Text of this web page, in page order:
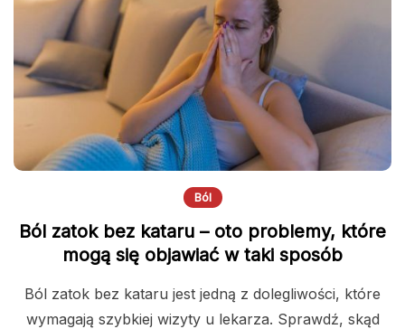
Ból
Ból zatok bez kataru – oto problemy, które
mogą się objawiać w taki sposób
Ból zatok bez kataru jest jedną z dolegliwości, które
wymagają szybkiej wizyty u lekarza. Sprawdź, skąd